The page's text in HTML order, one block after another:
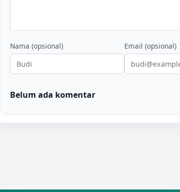
Nama (opsional) Email (opsional)
Belum ada komentar